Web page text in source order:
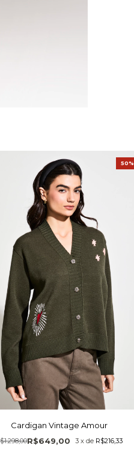
Cardigan Vintage Amour
R$649,00
3 xde R$216,33
50%